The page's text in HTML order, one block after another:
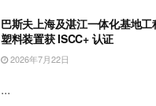
巴斯夫上海及湛江一体化基地工
塑料装置获 ISCC+ 认证
2026年7月22日
...